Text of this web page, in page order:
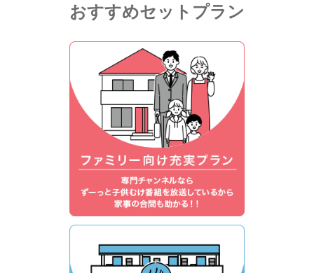
おすすめセットプラン